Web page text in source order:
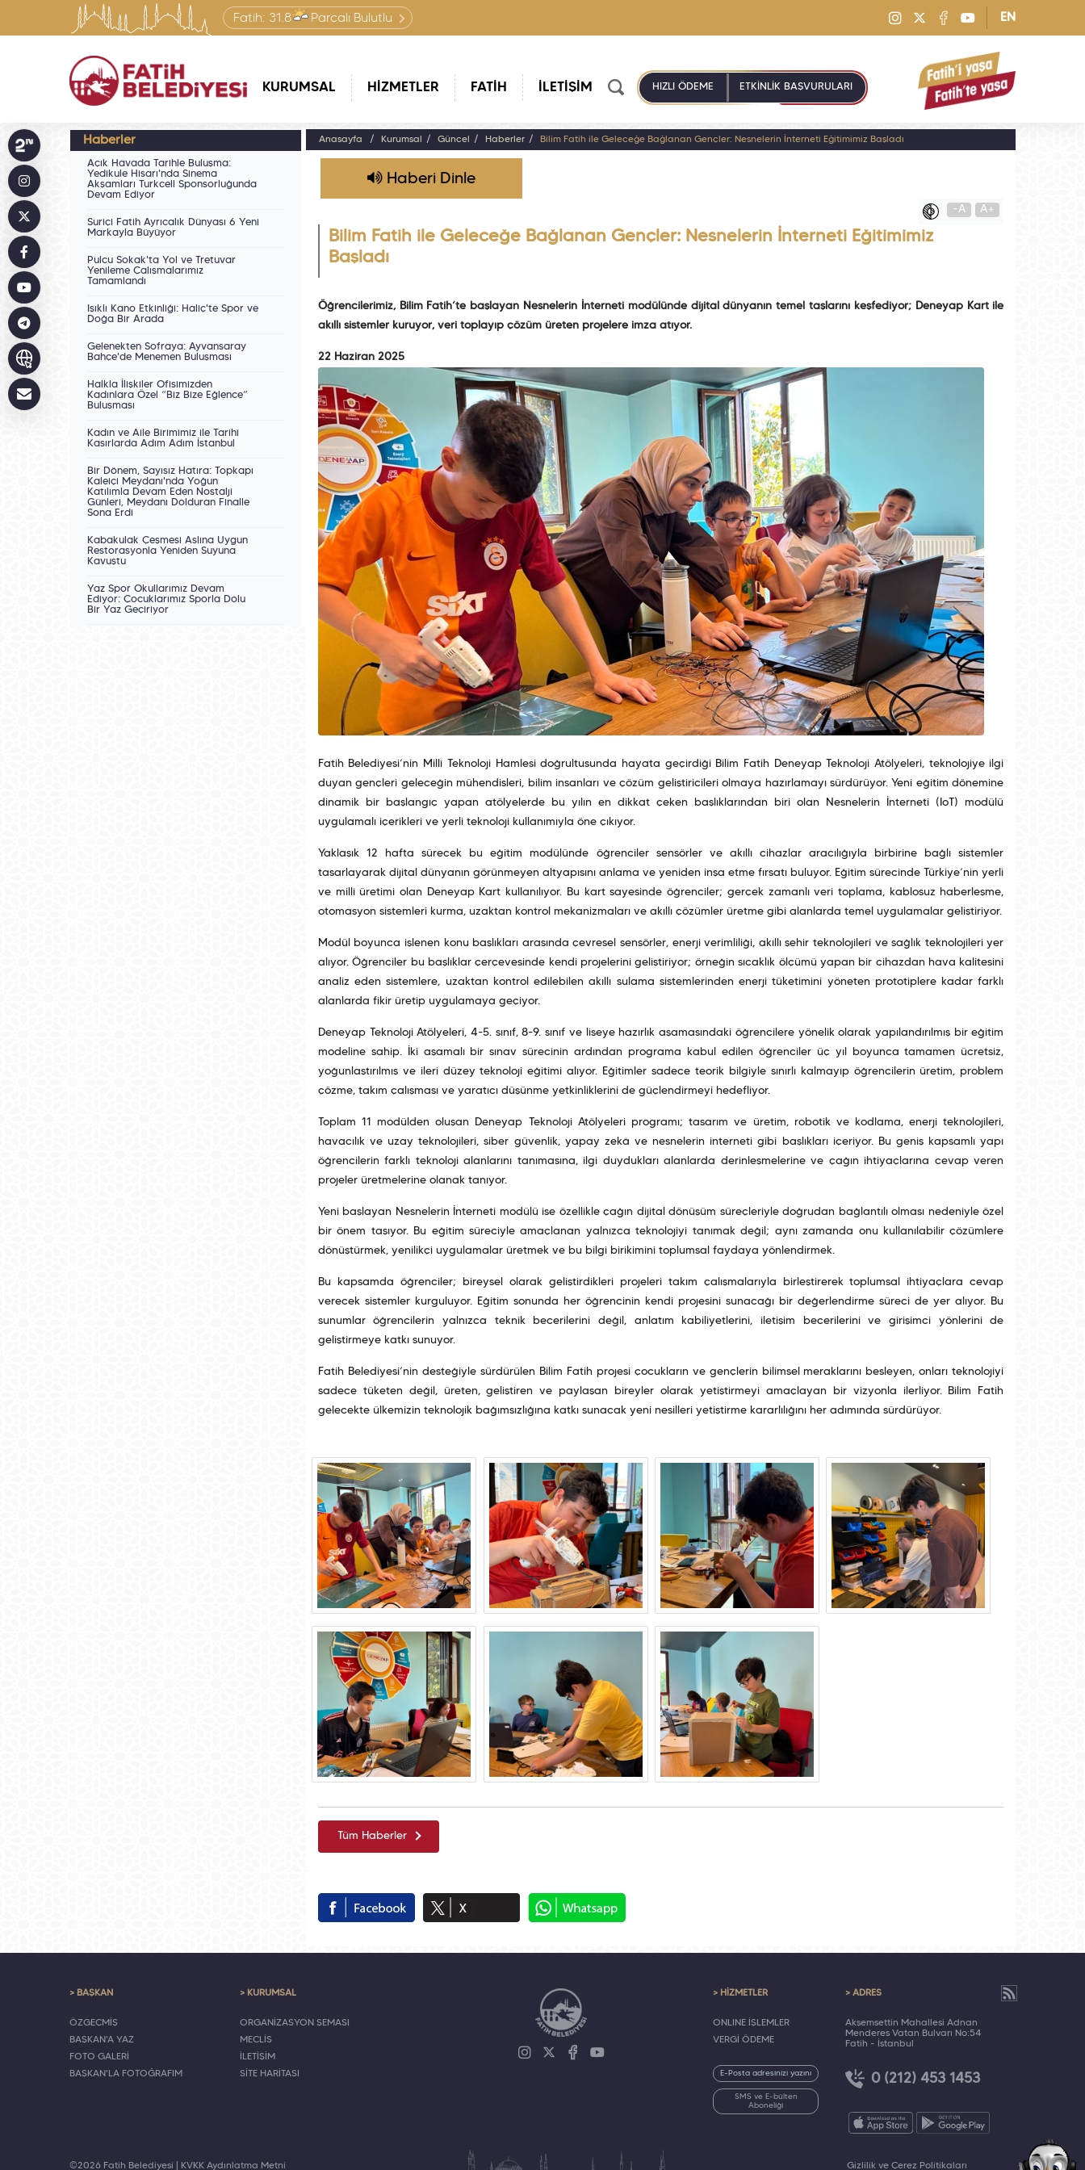
Fatih: 31.8 Parçalı Bulutlu EN
KURUMSAL HİZMETLER FATİH İLETİŞİM HIZLI ÖDEME ETKİNLİK BAŞVURULARI
Haberler
Açık Havada Tarihle Buluşma:
Yedikule Hisarı'nda Sinema
Akşamları Turkcell Sponsorluğunda
Devam Ediyor
Suriçi Fatih Ayrıcalık Dünyası 6 Yeni
Markayla Büyüyor
Pulcu Sokak'ta Yol ve Tretuvar
Yenileme Çalışmalarımız
Tamamlandı
Işıklı Kano Etkinliği: Haliç'te Spor ve
Doğa Bir Arada
Gelenekten Sofraya: Ayvansaray
Bahçe'de Menemen Buluşması
Halkla İlişkiler Ofisimizden
Kadınlara Özel “Biz Bize Eğlence”
Buluşması
Kadın ve Aile Birimimiz ile Tarihî
Kasırlarda Adım Adım İstanbul
Bir Dönem, Sayısız Hatıra: Topkapı
Kaleiçi Meydanı'nda Yoğun
Katılımla Devam Eden Nostalji
Günleri, Meydanı Dolduran Finalle
Sona Erdi
Kabakulak Çeşmesi Aslına Uygun
Restorasyonla Yeniden Suyuna
Kavuştu
Yaz Spor Okullarımız Devam
Ediyor: Çocuklarımız Sporla Dolu
Bir Yaz Geçiriyor
Anasayfa Kurumsal Güncel Haberler Bilim Fatih ile Geleceğe Bağlanan Gençler: Nesnelerin İnterneti Eğitimimiz Başladı
Haberi Dinle
-A A+
Bilim Fatih ile Geleceğe Bağlanan Gençler: Nesnelerin İnterneti Eğitimimiz
Başladı
Öğrencilerimiz, Bilim Fatih’te başlayan Nesnelerin İnterneti modülünde dijital dünyanın temel taşlarını keşfediyor; Deneyap Kart ile
akıllı sistemler kuruyor, veri toplayıp çözüm üreten projelere imza atıyor.
22 Haziran 2025
Fatih Belediyesi’nin Millî Teknoloji Hamlesi doğrultusunda hayata geçirdiği Bilim Fatih Deneyap Teknoloji Atölyeleri, teknolojiye ilgi
duyan gençleri geleceğin mühendisleri, bilim insanları ve çözüm geliştiricileri olmaya hazırlamayı sürdürüyor. Yeni eğitim dönemine
dinamik bir başlangıç yapan atölyelerde bu yılın en dikkat çeken başlıklarından biri olan Nesnelerin İnterneti (IoT) modülü
uygulamalı içerikleri ve yerli teknoloji kullanımıyla öne çıkıyor.
Yaklaşık 12 hafta sürecek bu eğitim modülünde öğrenciler sensörler ve akıllı cihazlar aracılığıyla birbirine bağlı sistemler
tasarlayarak dijital dünyanın görünmeyen altyapısını anlama ve yeniden inşa etme fırsatı buluyor. Eğitim sürecinde Türkiye’nin yerli
ve millî üretimi olan Deneyap Kart kullanılıyor. Bu kart sayesinde öğrenciler; gerçek zamanlı veri toplama, kablosuz haberleşme,
otomasyon sistemleri kurma, uzaktan kontrol mekanizmaları ve akıllı çözümler üretme gibi alanlarda temel uygulamalar geliştiriyor.
Modül boyunca işlenen konu başlıkları arasında çevresel sensörler, enerji verimliliği, akıllı şehir teknolojileri ve sağlık teknolojileri yer
alıyor. Öğrenciler bu başlıklar çerçevesinde kendi projelerini geliştiriyor; örneğin sıcaklık ölçümü yapan bir cihazdan hava kalitesini
analiz eden sistemlere, uzaktan kontrol edilebilen akıllı sulama sistemlerinden enerji tüketimini yöneten prototiplere kadar farklı
alanlarda fikir üretip uygulamaya geçiyor.
Deneyap Teknoloji Atölyeleri, 4-5. sınıf, 8-9. sınıf ve liseye hazırlık aşamasındaki öğrencilere yönelik olarak yapılandırılmış bir eğitim
modeline sahip. İki aşamalı bir sınav sürecinin ardından programa kabul edilen öğrenciler üç yıl boyunca tamamen ücretsiz,
yoğunlaştırılmış ve ileri düzey teknoloji eğitimi alıyor. Eğitimler sadece teorik bilgiyle sınırlı kalmayıp öğrencilerin üretim, problem
çözme, takım çalışması ve yaratıcı düşünme yetkinliklerini de güçlendirmeyi hedefliyor.
Toplam 11 modülden oluşan Deneyap Teknoloji Atölyeleri programı; tasarım ve üretim, robotik ve kodlama, enerji teknolojileri,
havacılık ve uzay teknolojileri, siber güvenlik, yapay zekâ ve nesnelerin interneti gibi başlıkları içeriyor. Bu geniş kapsamlı yapı
öğrencilerin farklı teknoloji alanlarını tanımasına, ilgi duydukları alanlarda derinleşmelerine ve çağın ihtiyaçlarına cevap veren
projeler üretmelerine olanak tanıyor.
Yeni başlayan Nesnelerin İnterneti modülü ise özellikle çağın dijital dönüşüm süreçleriyle doğrudan bağlantılı olması nedeniyle özel
bir önem taşıyor. Bu eğitim süreciyle amaçlanan yalnızca teknolojiyi tanımak değil; aynı zamanda onu kullanılabilir çözümlere
dönüştürmek, yenilikçi uygulamalar üretmek ve bu bilgi birikimini toplumsal faydaya yönlendirmek.
Bu kapsamda öğrenciler; bireysel olarak geliştirdikleri projeleri takım çalışmalarıyla birleştirerek toplumsal ihtiyaçlara cevap
verecek sistemler kurguluyor. Eğitim sonunda her öğrencinin kendi projesini sunacağı bir değerlendirme süreci de yer alıyor. Bu
sunumlar öğrencilerin yalnızca teknik becerilerini değil, anlatım kabiliyetlerini, iletişim becerilerini ve girişimci yönlerini de
geliştirmeye katkı sunuyor.
Fatih Belediyesi’nin desteğiyle sürdürülen Bilim Fatih projesi çocukların ve gençlerin bilimsel meraklarını besleyen, onları teknolojiyi
sadece tüketen değil, üreten, geliştiren ve paylaşan bireyler olarak yetiştirmeyi amaçlayan bir vizyonla ilerliyor. Bilim Fatih
gelecekte ülkemizin teknolojik bağımsızlığına katkı sunacak yeni nesilleri yetiştirme kararlılığını her adımında sürdürüyor.
Tüm Haberler
> BAŞKAN
ÖZGEÇMİŞ
BAŞKAN'A YAZ
FOTO GALERİ
BAŞKAN'LA FOTOĞRAFIM
> KURUMSAL
ORGANİZASYON ŞEMASI
MECLİS
İLETİŞİM
SİTE HARİTASI
> HİZMETLER
ONLINE İŞLEMLER
VERGİ ÖDEME
SMS ve E-bülten
Aboneliği
> ADRES
Akşemsettin Mahallesi Adnan
Menderes Vatan Bulvarı No:54
Fatih - İstanbul
0 (212) 453 1453
©2026 Fatih Belediyesi | KVKK Aydınlatma Metni Gizlilik ve Çerez Politikaları